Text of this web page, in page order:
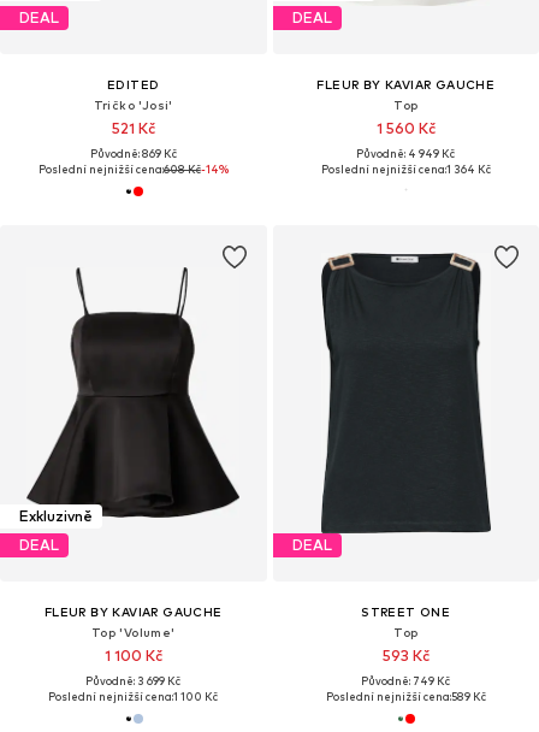
DEAL
EDITED
Tričko 'Josi'
521 Kč
Původně: 869 Kč
Poslední nejnižší cena:608 Kč-14%
DEAL
FLEUR BY KAVIAR GAUCHE
Top
1 560 Kč
Původně: 4 949 Kč
Poslední nejnižší cena:1 364 Kč
Exkluzivně
DEAL
FLEUR BY KAVIAR GAUCHE
Top 'Volume'
1 100 Kč
Původně: 3 699 Kč
Poslední nejnižší cena:1 100 Kč
DEAL
STREET ONE
Top
593 Kč
Původně: 749 Kč
Poslední nejnižší cena:589 Kč